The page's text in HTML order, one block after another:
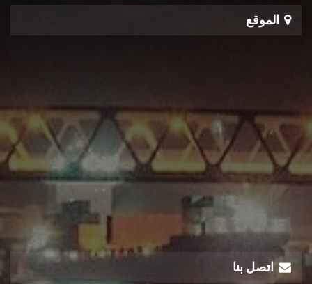
الموقع
اتصل بنا